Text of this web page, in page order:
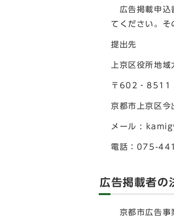
広告掲載申込
てください。そ
提出先
上京区役所地
〒602‐8511
京都市上京区
メール :
電話：075-
広告掲載者の
京都市広告事